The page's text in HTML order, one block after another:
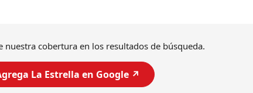
nuestra cobertura en los resultados de búsqueda.
La Estrella en Google ↗️